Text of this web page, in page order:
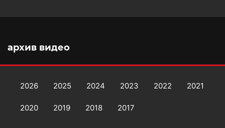
архив видео
2026 2025 2024 2023 2022 2021
2020 2019 2018 2017